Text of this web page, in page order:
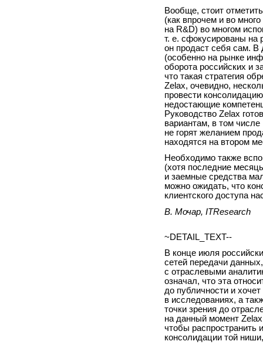
Вообще, стоит
(как впрочем и во
на R&D) во многом
т. е. сфокусированы на
он продаст себя сам. В
(особенно на рынке
оборота российских и
что такая стратегия
Zelax, очевидно,
провести
недостающие
Руководство Zelax
вариантам, в том
не горят желанием
находятся на втором
Необходимо также
(хотя последние
и заемные средства
можно ожидать, что
клиентского доступа
В. Мочар, ITResearch
~DETAIL_TEXT--
В конце июля
сетей передачи
с отраслевыми
означал, что эта
до публичности и
в исследованиях, а
точки зрения до
на данный момент
чтобы распространить
консолидации той